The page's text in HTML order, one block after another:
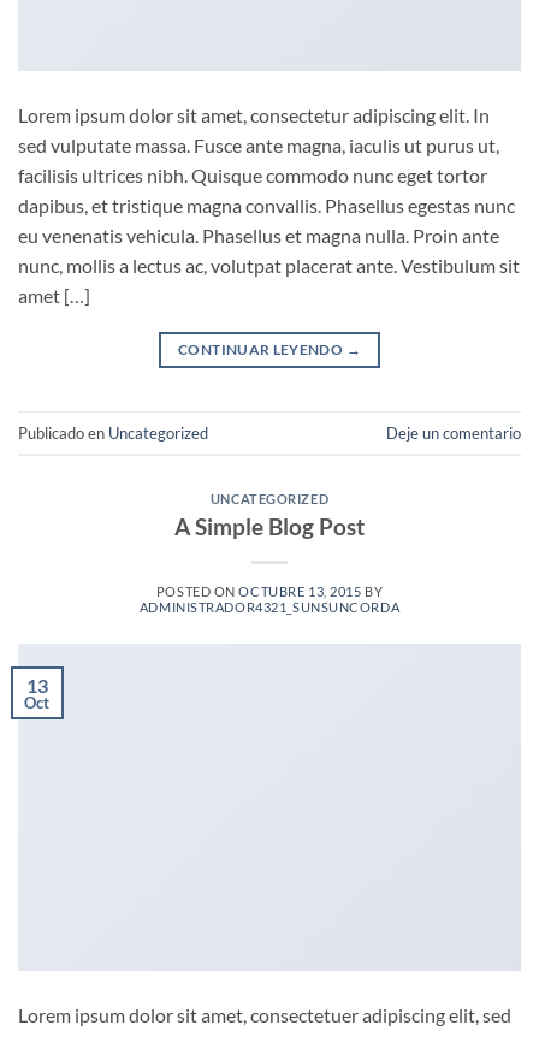
Lorem ipsum dolor sit amet, consectetur adipiscing elit. In
sed vulputate massa. Fusce ante magna, iaculis ut purus ut,
facilisis ultrices nibh. Quisque commodo nunc eget tortor
dapibus, et tristique magna convallis. Phasellus egestas nunc
eu venenatis vehicula. Phasellus et magna nulla. Proin ante
nunc, mollis a lectus ac, volutpat placerat ante. Vestibulum sit
amet […]
CONTINUAR LEYENDO →
Publicado en Uncategorized Deje un comentario
UNCATEGORIZED
A Simple Blog Post
POSTED ONOCTUBRE 13, 2015 BY
ADMINISTRADOR4321_SUNSUNCORDA
13
Oct
Lorem ipsum dolor sit amet, consectetuer adipiscing elit, sed